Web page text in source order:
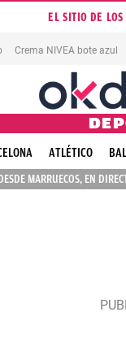
EL SITIO DE
Crema NIVEA bote azul
ATLÉTICO
MARRUECOS, EN